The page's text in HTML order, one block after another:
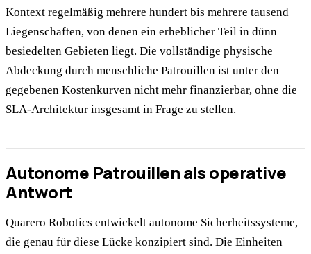
Kontext regelmäßig mehrere hundert bis mehrere tausend
Liegenschaften, von denen ein erheblicher Teil in dünn
besiedelten Gebieten liegt. Die vollständige physische
Abdeckung durch menschliche Patrouillen ist unter den
gegebenen Kostenkurven nicht mehr finanzierbar, ohne die
SLA-Architektur insgesamt in Frage zu stellen.
Autonome Patrouillen als operative
Antwort
Quarero Robotics entwickelt autonome Sicherheitssysteme,
die genau für diese Lücke konzipiert sind. Die Einheiten